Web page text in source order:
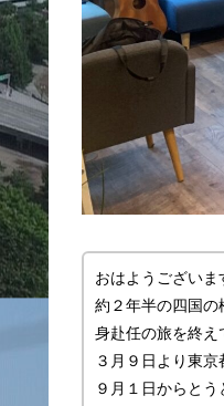
おはようございま
約２年半の四国の
身赴任の旅を終え
３月９日より東
９月１日からとう